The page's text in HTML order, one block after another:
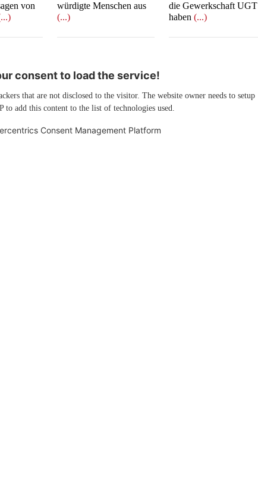
von
würdigte Menschen aus
(...)
die Gewerkschaft UGT
haben(...)
consent to load the service!
that are not disclosed to the visitor. The website owner needs to setup
to add this content to the list of technologies used.
Consent Management Platform